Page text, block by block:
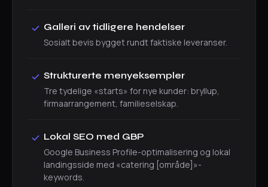
Galleri av tidligere hendelser
Sosialt bevis bygget rundt faktiske leveranser.
Strukturerte menyeksempler
Tre tydelige «starts» for nye kunder: bryllup,
firmaarrangement, familieselskap.
Lokal SEO med GBP
Google Business Profile-optimalisering og lokal
landingsside med «catering [område]»-
keywords.